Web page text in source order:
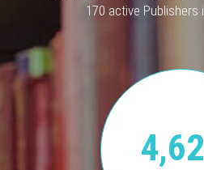
170 active Publishers